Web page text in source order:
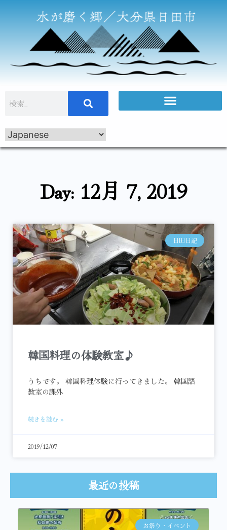
Day: 12月 7, 2019
日田日記
韓国料理の体験教室♪
うちです。 韓国料理体験に行ってきました。 韓国語
教室の課外
続きを読む »
2019/12/07
最近の投稿
お祭り・イベント